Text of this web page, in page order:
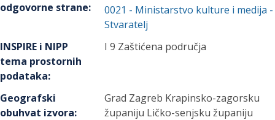
odgovorne strane:
0021 - Ministarstvo kulture i medija -
Stvaratelj
INSPIRE i NIPP
tema prostornih
podataka:
I 9 Zaštićena područja
Geografski
obuhvat izvora:
Grad Zagreb Krapinsko-zagorsku
županiju Ličko-senjsku županiju